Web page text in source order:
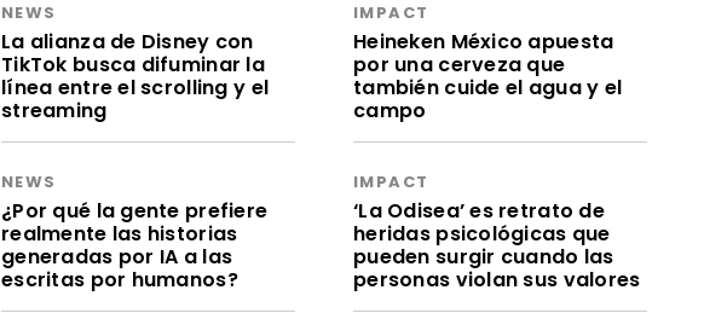
NEWS
La alianza de Disney con
TikTok busca difuminar la
línea entre el scrolling y el
streaming
NEWS
¿Por qué la gente prefiere
realmente las historias
generadas por IA a las
escritas por humanos?
IMPACT
Heineken México apuesta
por una cerveza que
también cuide el agua y el
campo
IMPACT
‘La Odisea’ es retrato de
heridas psicológicas que
pueden surgir cuando las
personas violan sus valores